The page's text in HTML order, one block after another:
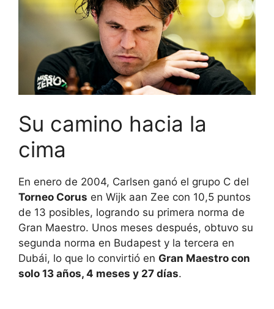
Su camino hacia la
cima
En enero de 2004, Carlsen ganó el grupo C del
Torneo Corus en Wijk aan Zee con 10,5 puntos
de 13 posibles, logrando su primera norma de
Gran Maestro. Unos meses después, obtuvo su
segunda norma en Budapest y la tercera en
Dubái, lo que lo convirtió en Gran Maestro con
solo 13 años, 4 meses y 27 días.